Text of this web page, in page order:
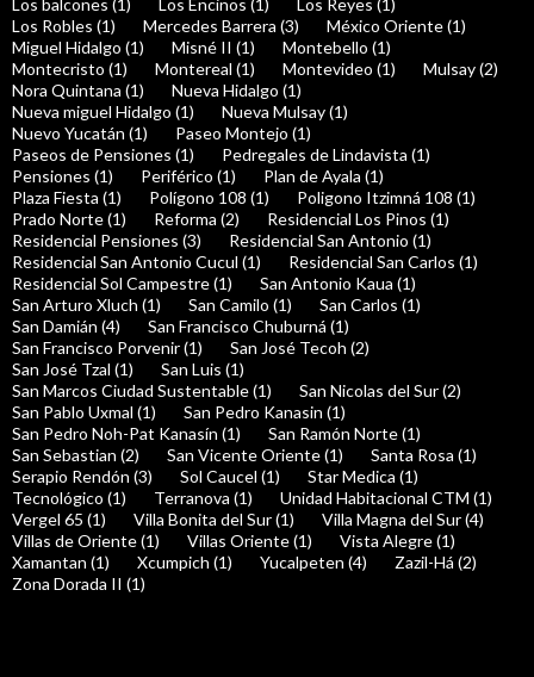
Los balcones (1)
Los Encinos (1)
Los Reyes (1)
Los Robles (1)
Mercedes Barrera (3)
México Oriente (1)
Miguel Hidalgo (1)
Misné II (1)
Montebello (1)
Montecristo (1)
Montereal (1) Montevideo (1)
Mulsay (2)
Nora Quintana (1)
Nueva Hidalgo (1)
Nueva miguel Hidalgo (1)
Nueva Mulsay (1)
Nuevo Yucatán (1)
Paseo Montejo (1)
Paseos de Pensiones (1)
Pedregales de Lindavista (1)
Pensiones (1)
Periférico (1)
Plan de Ayala (1)
Plaza Fiesta (1)
Polígono 108 (1)
Poligono Itzimná 108 (1)
Prado Norte (1)
Reforma (2)
Residencial Los Pinos (1)
Residencial Pensiones (3)
Residencial San Antonio (1)
Residencial San Antonio Cucul (1)
Residencial San Carlos (1)
Residencial Sol Campestre (1)
San Antonio Kaua (1)
San Arturo Xluch (1)
San Camilo (1)
San Carlos (1)
San Damián (4)
San Francisco Chuburná (1)
San Francisco Porvenir (1)
San José Tecoh (2)
San José Tzal (1)
San Luis (1)
San Marcos Ciudad Sustentable (1)
San Nicolas del Sur (2)
San Pablo Uxmal (1)
San Pedro Kanasin (1)
San Pedro Noh-Pat Kanasín (1)
San Ramón Norte (1)
San Sebastian (2)
San Vicente Oriente (1)
Santa Rosa (1)
Serapio Rendón (3)
Sol Caucel (1)
Star Medica (1)
Tecnológico (1)
Terranova (1)
Unidad Habitacional CTM (1)
Vergel 65 (1)
Villa Bonita del Sur (1)
Villa Magna del Sur (4)
Villas de Oriente (1)
Villas Oriente (1)
Vista Alegre (1)
Xamantan (1)
Xcumpich (1) Yucalpeten (4)
Zazil-Há (2)
Zona Dorada II (1)